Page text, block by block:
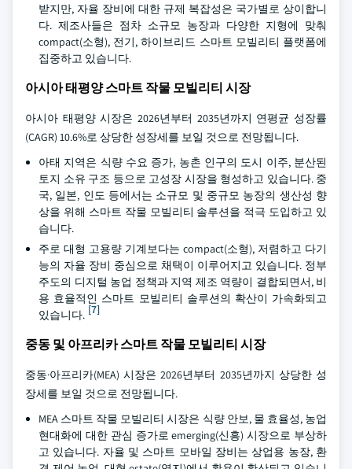
받지만, 자율 장비에 대한 규제 복잡성은 국가별로 상이합니
다. 제조사들은 점차 소규모 농장과 다양한 지형에 맞춰
compact(소형), 전기, 하이브리드 스마트 모빌리티 플랫폼에
집중하고 있습니다.
아시아 태평양 스마트 작물 모빌리티 시장
아시아 태평양 시장은 2026년부터 2035년까지 연평균 성장률
(CAGR) 10.6%로 상당한 성장세를 보일 것으로 전망됩니다.
아태 지역은 식량 수요 증가, 농촌 인구의 도시 이주, 분산된
토지 소유 구조 등으로 고성장 시장을 형성하고 있습니다. 중
국, 일본, 인도 등에서는 소규모 및 중규모 농장의 생산성 향
상을 위해 스마트 작물 모빌리티 솔루션을 적극 도입하고 있
습니다.
주로 대형 고용량 기계보다는 compact(소형), 저렴하고 다기
능의 자율 장비 중심으로 채택이 이루어지고 있습니다. 정부
주도의 디지털 농업 정책과 지역 제조 역량이 결합되면서, 비
용 효율적인 스마트 모빌리티 솔루션의 확산이 가속화되고
있습니다. [7]
중동 및 아프리카 스마트 작물 모빌리티 시장
중동·아프리카(MEA) 시장은 2026년부터 2035년까지 상당한 성
장세를 보일 것으로 전망됩니다.
MEA 스마트 작물 모빌리티 시장은 식량 안보, 물 효율성, 농업
현대화에 대한 관심 증가로 emerging(신흥) 시장으로 부상하
고 있습니다. 자율 및 스마트 모바일 장비는 상업용 농장, 환